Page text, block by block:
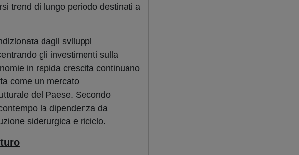
trend di lungo periodo destinati a
dagli sviluppi
gli investimenti sulla
in rapida crescita continuano
come un mercato
del Paese. Secondo
la dipendenza da
siderurgica e riciclo.